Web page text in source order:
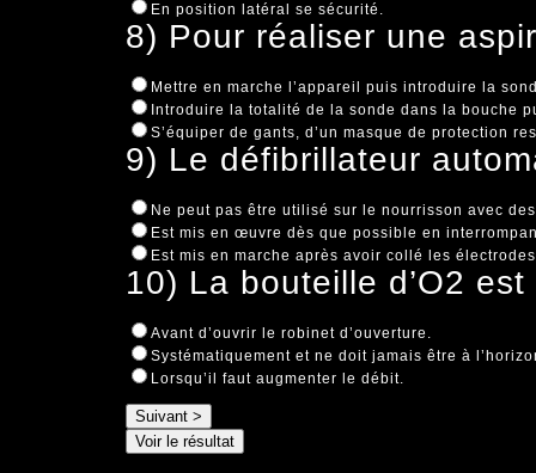
En position latéral se sécurité.
8) Pour réaliser une
Mettre en marche l’appareil puis introduire la
Introduire la totalité de la sonde dans la bouche
S’équiper de gants, d’un masque de protection
9) Le défibrillateur
Ne peut pas être utilisé sur le nourrisson avec
Est mis en œuvre dès que possible en
Est mis en marche après avoir collé les
10) La bouteille d’O2
Avant d’ouvrir le robinet d’ouverture.
Systématiquement et ne doit jamais être à
Lorsqu’il faut augmenter le débit.